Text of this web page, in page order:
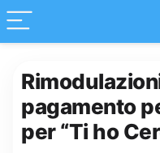
pagamento
per “Ti ho